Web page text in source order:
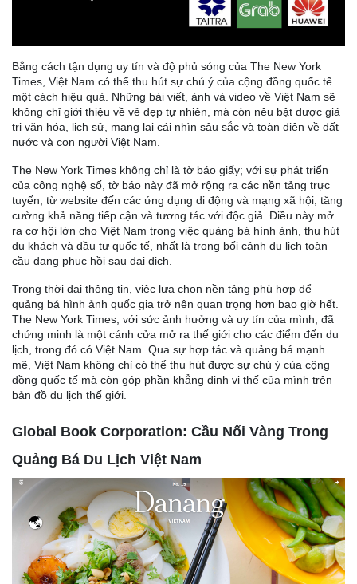
Bằng cách tận dụng uy tín và độ phủ sóng của The New York
Times, Việt Nam có thể thu hút sự chú ý của cộng đồng quốc tế
một cách hiệu quả. Những bài viết, ảnh và video về Việt Nam sẽ
không chỉ giới thiệu về vẻ đẹp tự nhiên, mà còn nêu bật được giá
trị văn hóa, lịch sử, mang lại cái nhìn sâu sắc và toàn diện về đất
nước và con người Việt Nam.
The New York Times không chỉ là tờ báo giấy; với sự phát triển
của công nghệ số, tờ báo này đã mở rộng ra các nền tảng trực
tuyến, từ website đến các ứng dụng di động và mạng xã hội, tăng
cường khả năng tiếp cận và tương tác với độc giả. Điều này mở
ra cơ hội lớn cho Việt Nam trong việc quảng bá hình ảnh, thu hút
du khách và đầu tư quốc tế, nhất là trong bối cảnh du lịch toàn
cầu đang phục hồi sau đại dịch.
Trong thời đại thông tin, việc lựa chọn nền tảng phù hợp để
quảng bá hình ảnh quốc gia trở nên quan trọng hơn bao giờ hết.
The New York Times, với sức ảnh hưởng và uy tín của mình, đã
chứng minh là một cánh cửa mở ra thế giới cho các điểm đến du
lịch, trong đó có Việt Nam. Qua sự hợp tác và quảng bá mạnh
mẽ, Việt Nam không chỉ có thể thu hút được sự chú ý của cộng
đồng quốc tế mà còn góp phần khẳng định vị thế của mình trên
bản đồ du lịch thế giới.
Global Book Corporation: Cầu Nối Vàng Trong
Quảng Bá Du Lịch Việt Nam